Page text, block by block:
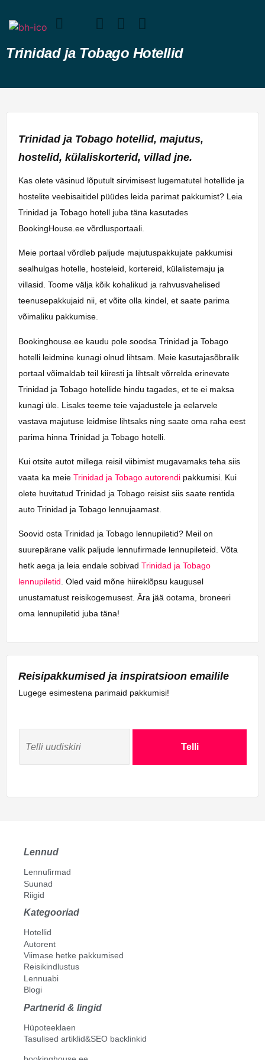
Trinidad ja Tobago Hotellid
Trinidad ja Tobago hotellid, majutus,
hostelid, külaliskorterid, villad jne.
Kas olete väsinud lõputult sirvimisest lugematutel hotellide ja
hostelite veebisaitidel püüdes leida parimat pakkumist? Leia
Trinidad ja Tobago hotell juba täna kasutades
BookingHouse.ee võrdlusportaali.
Meie portaal võrdleb paljude majutuspakkujate pakkumisi
sealhulgas hotelle, hosteleid, kortereid, külalistemaju ja
villasid. Toome välja kõik kohalikud ja rahvusvahelised
teenusepakkujaid nii, et võite olla kindel, et saate parima
võimaliku pakkumise.
Bookinghouse.ee kaudu pole soodsa Trinidad ja Tobago
hotelli leidmine kunagi olnud lihtsam. Meie kasutajasõbralik
portaal võimaldab teil kiiresti ja lihtsalt võrrelda erinevate
Trinidad ja Tobago hotellide hindu tagades, et te ei maksa
kunagi üle. Lisaks teeme teie vajadustele ja eelarvele
vastava majutuse leidmise lihtsaks ning saate oma raha eest
parima hinna Trinidad ja Tobago hotelli.
Kui otsite autot millega reisil viibimist mugavamaks teha siis
vaata ka meie Trinidad ja Tobago autorendi pakkumisi. Kui
olete huvitatud Trinidad ja Tobago reisist siis saate rentida
auto Trinidad ja Tobago lennujaamast.
Soovid osta Trinidad ja Tobago lennupiletid? Meil on
suurepärane valik paljude lennufirmade lennupileteid. Võta
hetk aega ja leia endale sobivad Trinidad ja Tobago
lennupiletid. Oled vaid mõne hiireklõpsu kaugusel
unustamatust reisikogemusest. Ära jää ootama, broneeri
oma lennupiletid juba täna!
Reisipakkumised ja inspiratsioon emailile
Lugege esimestena parimaid pakkumisi!
Telli
Lennud
Lennufirmad
Suunad
Riigid
Kategooriad
Hotellid
Autorent
Viimase hetke pakkumised
Reisikindlustus
Lennuabi
Blogi
Partnerid & lingid
Hüpoteeklaen
Tasulised artiklid&SEO backlinkid